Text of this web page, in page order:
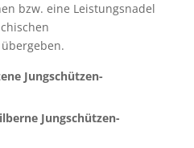
bzw. eine Leistungsnadel
Jungschützen-
Jungschützen-